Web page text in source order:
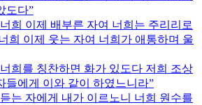
도다
희 이제 배부른 자여 너희는 주리리로
희 이제 웃는 자여 너희가 애통하며 울
희를 칭찬하면 화가 있도다 저희 조상
들에게 이와 같이 하였느니라
는 자에게 내가 이르노니 너희 원수를